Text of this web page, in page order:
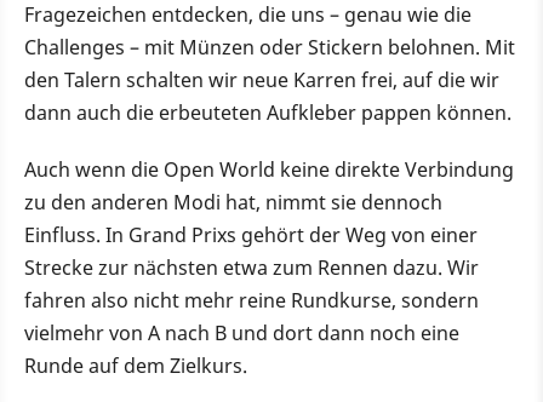
Fragezeichen entdecken, die uns – genau wie die
Challenges – mit Münzen oder Stickern belohnen. Mit
den Talern schalten wir neue Karren frei, auf die wir
dann auch die erbeuteten Aufkleber pappen können.
Auch wenn die Open World keine direkte Verbindung
zu den anderen Modi hat, nimmt sie dennoch
Einfluss. In Grand Prixs gehört der Weg von einer
Strecke zur nächsten etwa zum Rennen dazu. Wir
fahren also nicht mehr reine Rundkurse, sondern
vielmehr von A nach B und dort dann noch eine
Runde auf dem Zielkurs.